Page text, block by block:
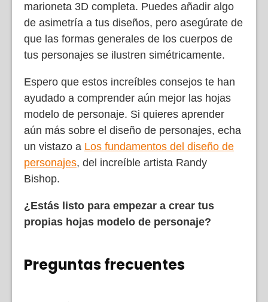
marioneta 3D completa. Puedes añadir algo
de asimetría a tus diseños, pero asegúrate de
que las formas generales de los cuerpos de
tus personajes se ilustren simétricamente.
Espero que estos increíbles consejos te han
ayudado a comprender aún mejor las hojas
modelo de personaje. Si quieres aprender
aún más sobre el diseño de personajes, echa
un vistazo a Los fundamentos del diseño de
personajes, del increíble artista Randy
Bishop.
¿Estás listo para empezar a crear tus
propias hojas modelo de personaje?
Preguntas frecuentes